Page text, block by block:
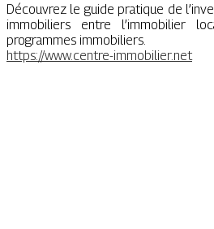
Découvrez le guide pratique de
immobiliers entre l’immobilier
programmes immobiliers.
https://www.centre-immobilier.net